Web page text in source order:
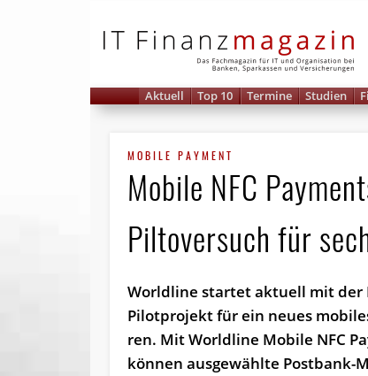
Aktuell Top 10 Termine Studien
MOBILE PAYMENT
Mobile NFC
Piltoversuch für
Worldline startet aktuell mit der
Pilot­projekt für ein neues
ren. Mit Worldline Mobile NFC
können aus­gewählte Postbank-